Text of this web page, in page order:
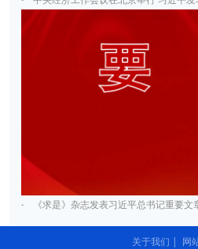
· 《求是》杂志发表习近平总书记重要文章
关于我们 | 网